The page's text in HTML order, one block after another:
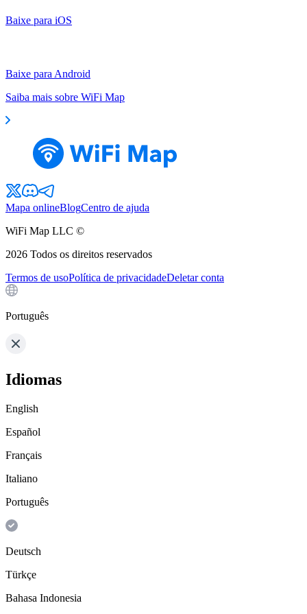
Baixe para iOS
Baixe para Android
Saiba mais sobre WiFi Map
Mapa onlineBlogCentro de ajuda
WiFi Map LLC ©
2026 Todos os direitos reservados
Termos de usoPolítica de privacidadeDeletar conta
Português
Idiomas
English
Español
Français
Italiano
Português
Deutsch
Türkçe
Bahasa Indonesia